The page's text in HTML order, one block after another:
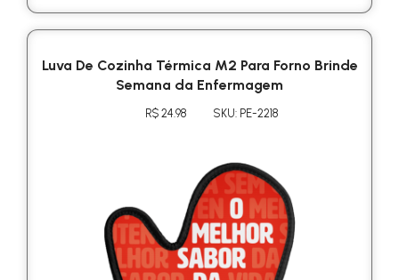
Luva De Cozinha Térmica M2 Para Forno Brinde
Semana da Enfermagem
R$ 24.98 SKU: PE-2218